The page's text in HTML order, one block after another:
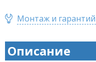
Монтаж и
Описание